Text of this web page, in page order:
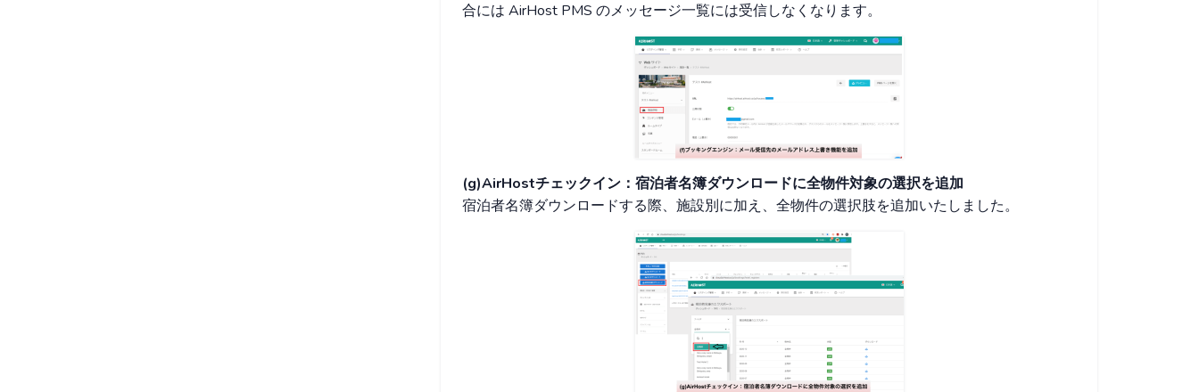
合には AirHost PMS のメッセージ一覧には受信しなくなります。
(g)AirHostチェックイン：宿泊者名簿ダウンロードに全物件対象の選択を追加
宿泊者名簿ダウンロードする際、施設別に加え、全物件の選択肢を追加いたしました。